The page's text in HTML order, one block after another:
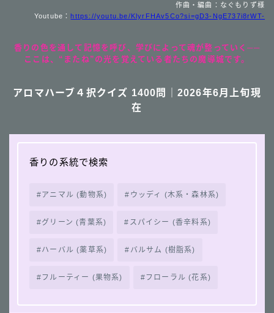
作曲・編曲：なぐもりず様
Youtube：https://youtu.be/KlyrFHAv5Co?si=gD3-NgE737i8rWT-
香りの色を通して記憶を呼び、学びによって魂が整っていく──
ここは、“またね”の光を覚えている者たちの魔導城です。
アロマハーブ４択クイズ 1400問｜2026年6月上旬現
在
香りの系統で検索
アニマル (動物系) ウッディ (木系・森林系)
グリーン (青葉系) スパイシー (香辛料系)
ハーバル (薬草系) バルサム (樹脂系)
フルーティー (果物系) フローラル (花系)